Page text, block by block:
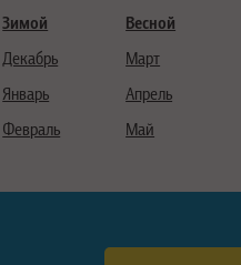
Зимой
Декабрь
Январь
Февраль
Весной
Март
Апрель
Май